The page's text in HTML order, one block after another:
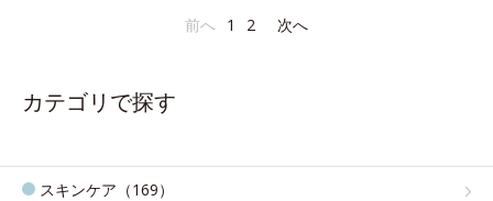
前へ 1 2 次へ
カテゴリで探す
スキンケア（169）